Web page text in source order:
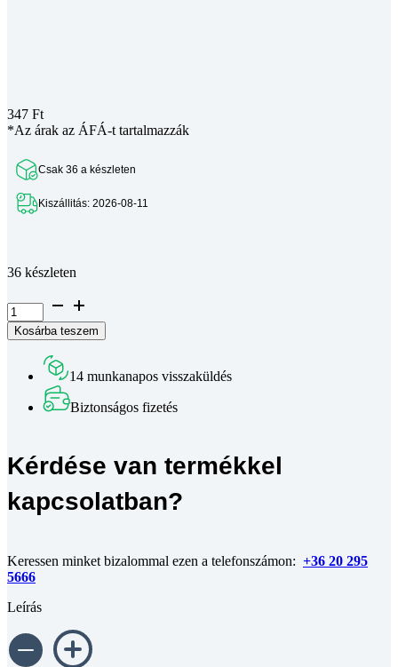
347 Ft
*Az árak az ÁFÁ-t tartalmazzák
Csak 36 a készleten
Kiszállitás: 2026-08-11
36 készleten
Golyóscsapágy
694ZZ
mennyiség
Kosárba teszem
14 munkanapos visszaküldés
Biztonságos fizetés
Kérdése van termékkel
kapcsolatban?
Keressen minket bizalommal ezen a telefonszámon: +36 20 295
5666
Leírás